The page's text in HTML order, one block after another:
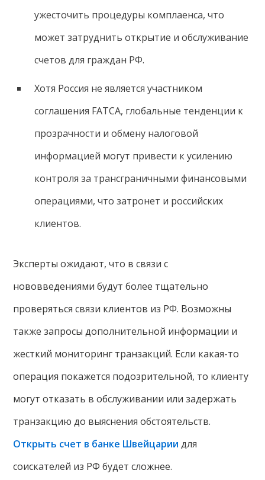
ужесточить процедуры комплаенса, что
может затруднить открытие и обслуживание
счетов для граждан РФ.
Хотя Россия не является участником
соглашения FATCA, глобальные тенденции к
прозрачности и обмену налоговой
информацией могут привести к усилению
контроля за трансграничными финансовыми
операциями, что затронет и российских
клиентов.
Эксперты ожидают, что в связи с
нововведениями будут более тщательно
проверяться связи клиентов из РФ. Возможны
также запросы дополнительной информации и
жесткий мониторинг транзакций. Если какая-то
операция покажется подозрительной, то клиенту
могут отказать в обслуживании или задержать
транзакцию до выяснения обстоятельств.
Открыть счет в банке Швейцарии для
соискателей из РФ будет сложнее.